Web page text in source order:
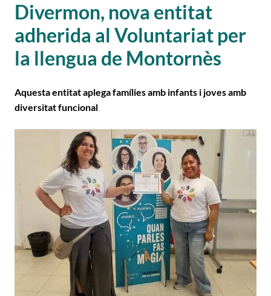
Divermon, nova entitat
adherida al Voluntariat per
la llengua de Montornès
Aquesta entitat aplega famílies amb infants i joves amb
diversitat funcional